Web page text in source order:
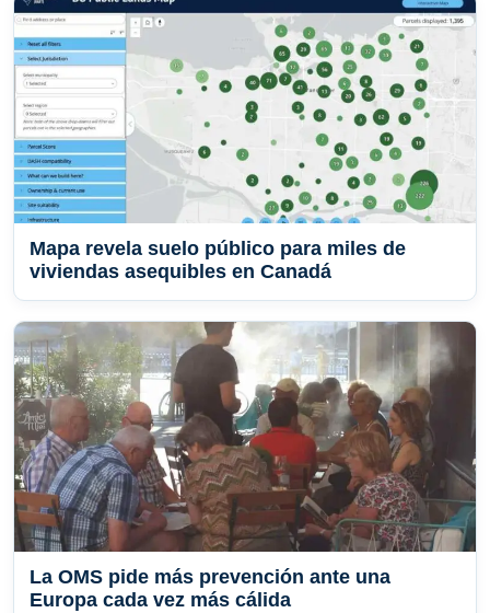
Mapa revela suelo público para miles de
viviendas asequibles en Canadá
La OMS pide más prevención ante una
Europa cada vez más cálida